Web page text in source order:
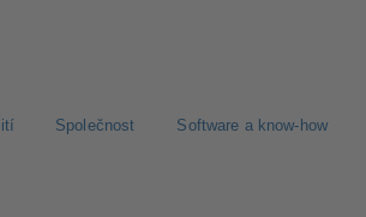
Společnost Software a know-how